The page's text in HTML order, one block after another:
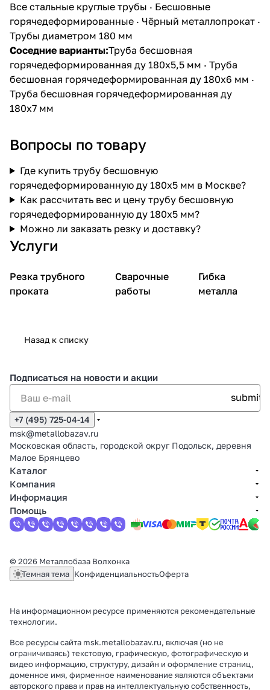
Все стальные круглые трубы · Бесшовные
горячедеформированные · Чёрный металлопрокат ·
Трубы диаметром 180 мм
Соседние варианты:Труба бесшовная
горячедеформированная ду 180х5,5 мм · Труба
бесшовная горячедеформированная ду 180х6 мм ·
Труба бесшовная горячедеформированная ду
180х7 мм
Вопросы по товару
Где купить трубу бесшовную
горячедеформированную ду 180х5 мм в Москве?
Как рассчитать вес и цену трубу бесшовную
горячедеформированную ду 180х5 мм?
Можно ли заказать резку и доставку?
Услуги
Резка трубного
проката
Сварочные
работы
Гибка
металла
Назад к списку
Подписаться на новости и акции
+7 (495) 725-04-14
msk@metallobazav.ru
Московская область, городской округ Подольск, деревня
Малое Брянцево
Каталог
Компания
Информация
Помощь
© 2026 Металлобаза Волхонка
Темная тема КонфиденциальностьОферта
На информационном ресурсе применяются рекомендательные
технологии.
Все ресурсы сайта msk.metallobazav.ru, включая (но не
ограничиваясь) текстовую, графическую, фотографическую и
видео информацию, структуру, дизайн и оформление страниц,
доменное имя, фирменное наименование являются объектами
авторского права и прав на интеллектуальную собственность,